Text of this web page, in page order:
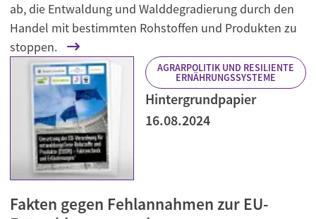
ab, die Entwaldung und Walddegradierung durch den
Handel mit bestimmten Rohstoffen und Produkten zu
stoppen.
AGRARPOLITIK UND RESILIENTE
ERNÄHRUNGSSYSTEME
Hintergrundpapier
16.08.2024
Fakten gegen Fehlannahmen zur EU-